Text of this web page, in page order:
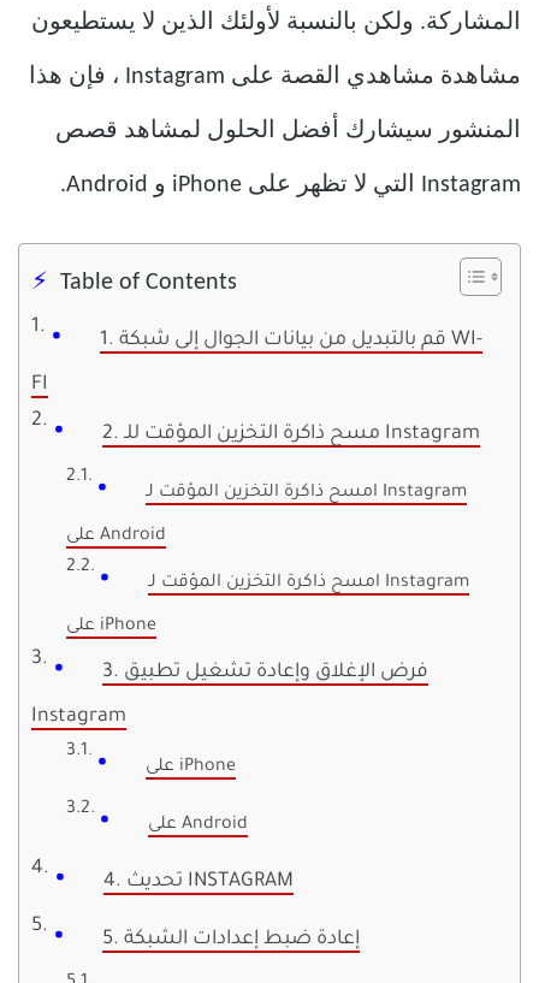
المشاركة. ولكن بالنسبة لأولئك الذين لا يستطيعون
مشاهدة مشاهدي القصة على Instagram ، فإن هذا
المنشور سيشارك أفضل الحلول لمشاهد قصص
Instagram التي لا تظهر على iPhone و Android.
Table of Contents
1. قم بالتبديل من بيانات الجوال إلى شبكة WI-
FI
2. مسح ذاكرة التخزين المؤقت للـ Instagram
امسح ذاكرة التخزين المؤقت لـ Instagram
على Android
امسح ذاكرة التخزين المؤقت لـ Instagram
على iPhone
3. فرض الإغلاق وإعادة تشغيل تطبيق
Instagram
على iPhone
على Android
4. تحديث INSTAGRAM
5. إعادة ضبط إعدادات الشبكة